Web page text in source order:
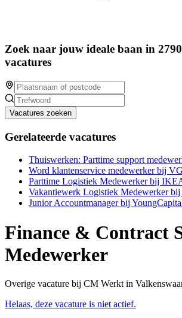
Zoek naar jouw ideale baan in
vacatures
Vacatures zoeken
Gerelateerde vacatures
Thuiswerken: Parttime support
Word klantenservice medewerker bij
Parttime Logistiek Medewerker bij
Vakantiewerk Logistiek Medewerker
Junior Accountmanager bij
Finance & Contract
Medewerker
Overige vacature bij CM Werkt in
Helaas, deze vacature is niet actief.